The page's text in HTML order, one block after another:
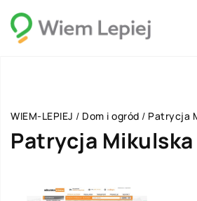
WIEM-LEPIEJ / Dom i ogród / Patrycja
Patrycja